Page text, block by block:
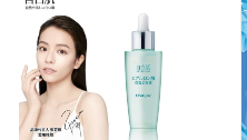
※ 交易是否成功請以「AFTEE先享後
是否繳費成功／繳費後需取消欲退
客戶支援中心」
https://
【注意事項】
１．透過由恩沛科技股份有限公司提
易，需依本服務之必要範圍內提供個
付款後萊爾富取貨
每筆NT$65，滿NT$490(含以上
7-11取貨付款
每筆NT$65，滿NT$490(含以上)